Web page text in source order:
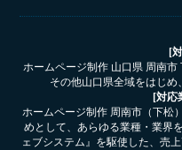
[
ホームページ制作 山口県 周南
その他山口県全域をはじめ
[対応
ホームページ制作 周南市（下松
めとして、あらゆる業種・業界
ェブシステム』を駆使した、売